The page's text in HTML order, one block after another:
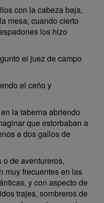
con la cabeza baja,
mesa, cuando cierto
los hizo
el juez de campo
el ceño y
la taberna abriendo
que estorbaban a
a dos gallos de
de aventureros,
muy frecuentes en las
y con aspecto de
trajes, sombreros de